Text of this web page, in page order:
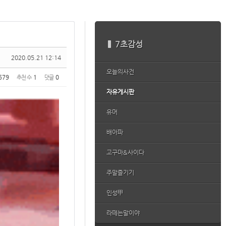
7초감성
오늘의사건
자유게시판
유머
배아파
고구마&사이다
주말즐기기
인성甲
라떼는말이야
2020.05.21 12:14
추천 수 1 댓글 0